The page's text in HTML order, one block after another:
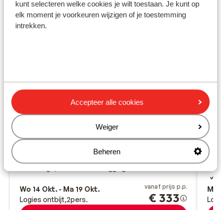
kunt selecteren welke cookies je wilt toestaan. Je kunt op
elk moment je voorkeuren wijzigen of je toestemming
intrekken.
Accepteer alle cookies
Weiger
Beheren
Aparthotel Century Resort
Griekenland
Prachtige tuinen met zwembad
Wo 14 Okt. - Ma 19 Okt.
Logies ontbijt 2pers.
vanaf prijs p.p.
€ 333
Ma